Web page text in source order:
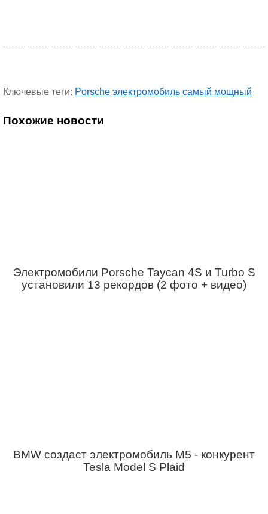
Ключевые теги: Porsche электромобиль самый мощный
Похожие новости
Электромобили Porsche Taycan 4S и Turbo S
установили 13 рекордов (2 фото + видео)
BMW создаст электромобиль M5 - конкурент
Tesla Model S Plaid